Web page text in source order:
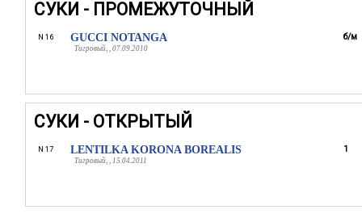
СУКИ - ПРОМЕЖУТОЧНЫЙ
N 16 GUCCI NOTANGA
Тигровый, , 07.09.2010
б/м
СУКИ - ОТКРЫТЫЙ
N 17 LENTILKA KORONA BOREALIS
Тигровый, , 15.04.2011
1